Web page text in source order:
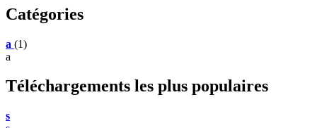
Catégories
a (1)
a
Téléchargements les plus populaires
s